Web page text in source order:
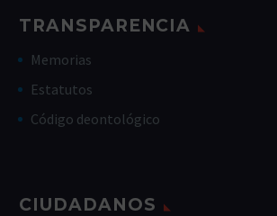
TRANSPARENCIA
Memorias
Estatutos
Código deontológico
CIUDADANOS